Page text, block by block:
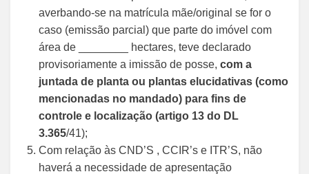
averbando-se na matrícula mãe/original se for o
caso (emissão parcial) que parte do imóvel com
área de ________ hectares, teve declarado
provisoriamente a imissão de posse, com a
juntada de planta ou plantas elucidativas (como
mencionadas no mandado) para fins de
controle e localização (artigo 13 do DL
3.365/41);
Com relação às CND’S , CCIR’s e ITR’S, não
haverá a necessidade de apresentação